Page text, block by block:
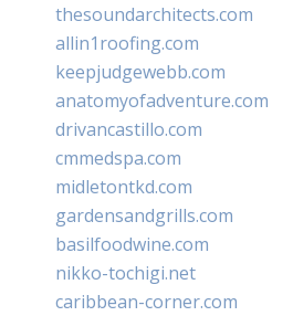
thesoundarchitects.com
allin1roofing.com
keepjudgewebb.com
anatomyofadventure.com
drivancastillo.com
cmmedspa.com
midletontkd.com
gardensandgrills.com
basilfoodwine.com
nikko-tochigi.net
caribbean-corner.com